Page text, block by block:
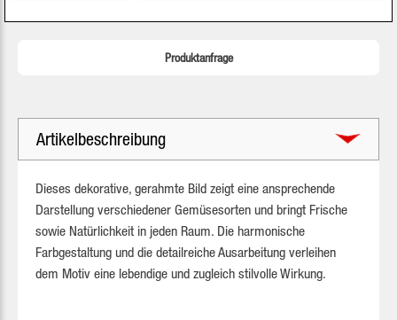
Produktanfrage
Artikelbeschreibung
Dieses dekorative, gerahmte Bild zeigt eine ansprechende
Darstellung verschiedener Gemüsesorten und bringt Frische
sowie Natürlichkeit in jeden Raum. Die harmonische
Farbgestaltung und die detailreiche Ausarbeitung verleihen
dem Motiv eine lebendige und zugleich stilvolle Wirkung.